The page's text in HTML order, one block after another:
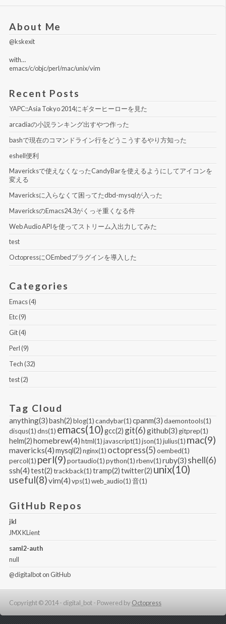
About Me
@kskexit
with…
emacs/c/objc/perl/mac/unix/vim
Recent Posts
YAPC::Asia Tokyo 2014にギターヒーローを見た
arcadiaの小説ランキング出すやつ作った
bashで現在のコマンドライン行をどうこうするやり方知った
eshell便利
Mavericksで使えなくなったCandyBarを使えるようにしてアイコンを
変える
Mavericksに入らなくて困ってたdbd-mysqlが入った
MavericksのEmacs24.3がくっそ重くなる件
Web Audio APIを使ってストリーム入出力してみた
test
OctopressにOEmbedプラグインを導入した
Categories
Emacs (4)
Etc (9)
Git (4)
Perl (9)
Tech (32)
test (2)
Tag Cloud
anything(3)bash(2)blog(1)candybar(1)cpanm(3)daemontools(1)
disqus(1)dns(1) emacs(10)gcc(2) git(6)github(3) gitprep(1)
helm(2)homebrew(4)html(1)javascript(1)json(1)julius(1) mac(9)
mavericks(4)mysql(2)nginx(1) octopress(5)oembed(1)
percol(1) perl(9)portaudio(1)python(1)rbenv(1)ruby(3) shell(6)
ssh(4)test(2)trackback(1)tramp(2)twitter(2) unix(10)
useful(8)vim(4)vps(1)web_audio(1)音(1)
GitHub Repos
jkl
JMX KLient
saml2-auth
null
@digitalboton GitHub
Copyright © 2014 - digital_bot - Powered by Octopress